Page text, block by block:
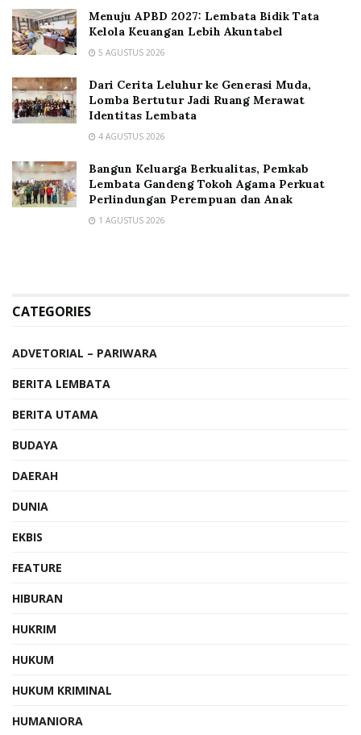
Menuju APBD 2027: Lembata Bidik Tata
Kelola Keuangan Lebih Akuntabel
5 AGUSTUS 2026
Dari Cerita Leluhur ke Generasi Muda,
Lomba Bertutur Jadi Ruang Merawat
Identitas Lembata
4 AGUSTUS 2026
Bangun Keluarga Berkualitas, Pemkab
Lembata Gandeng Tokoh Agama Perkuat
Perlindungan Perempuan dan Anak
1 AGUSTUS 2026
CATEGORIES
ADVETORIAL – PARIWARA
BERITA LEMBATA
BERITA UTAMA
BUDAYA
DAERAH
DUNIA
EKBIS
FEATURE
HIBURAN
HUKRIM
HUKUM
HUKUM KRIMINAL
HUMANIORA